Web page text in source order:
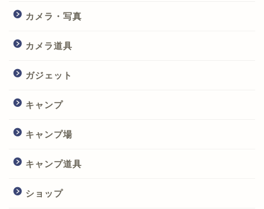
カメラ・写真
カメラ道具
ガジェット
キャンプ
キャンプ場
キャンプ道具
ショップ